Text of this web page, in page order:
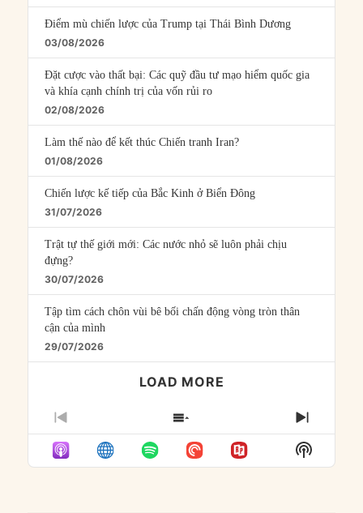
Điểm mù chiến lược của Trump tại Thái Bình Dương
03/08/2026
Đặt cược vào thất bại: Các quỹ đầu tư mạo hiểm quốc gia
và khía cạnh chính trị của vốn rủi ro
02/08/2026
Làm thế nào để kết thúc Chiến tranh Iran?
01/08/2026
Chiến lược kế tiếp của Bắc Kinh ở Biển Đông
31/07/2026
Trật tự thế giới mới: Các nước nhỏ sẽ luôn phải chịu
đựng?
30/07/2026
Tập tìm cách chôn vùi bê bối chấn động vòng tròn thân
cận của mình
29/07/2026
LOAD MORE
PREVIOUS
EPISODE
SHOW
EPISODES
LIST
NEXT
Show
Podcast